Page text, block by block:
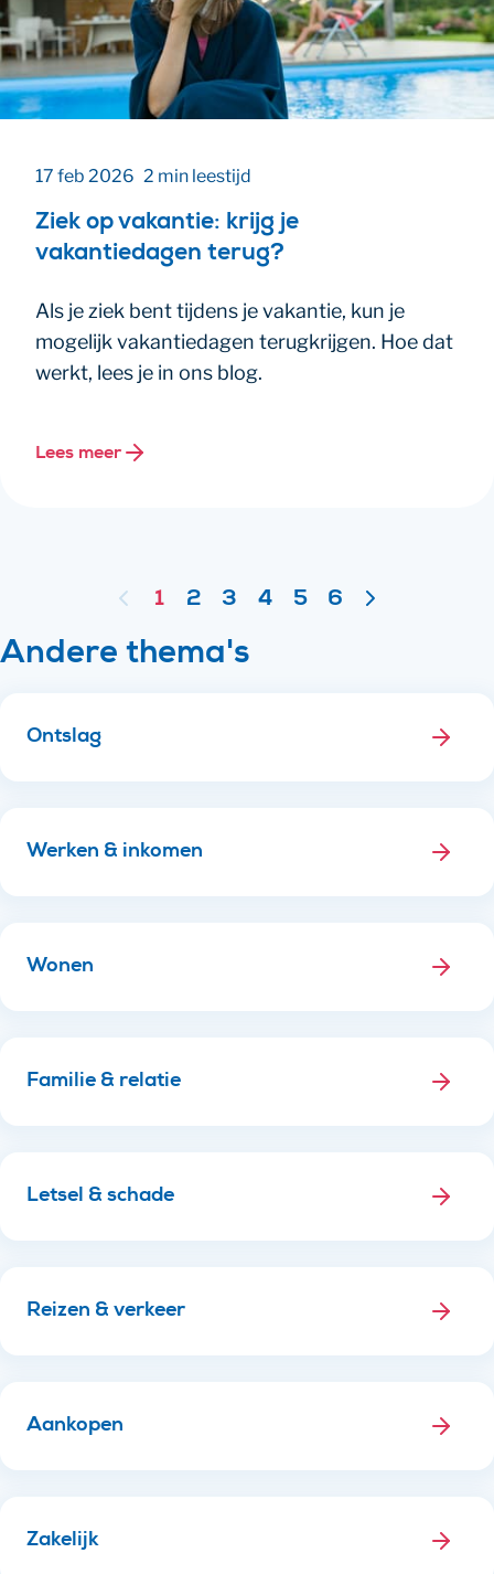
17 feb 2026 2 min leestijd
Ziek op vakantie: krijg je
vakantiedagen terug?
Als je ziek bent tijdens je vakantie, kun je
mogelijk vakantiedagen terugkrijgen. Hoe dat
werkt, lees je in ons blog.
Lees meer
Vorige pagina
1 2 3 4 5 6 Volgende
Andere thema's
Ontslag
Werken & inkomen
Wonen
Familie & relatie
Letsel & schade
Reizen & verkeer
Aankopen
Zakelijk